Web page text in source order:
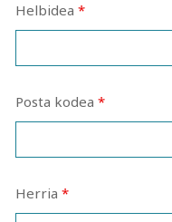
Helbidea *
Posta kodea *
Herria *